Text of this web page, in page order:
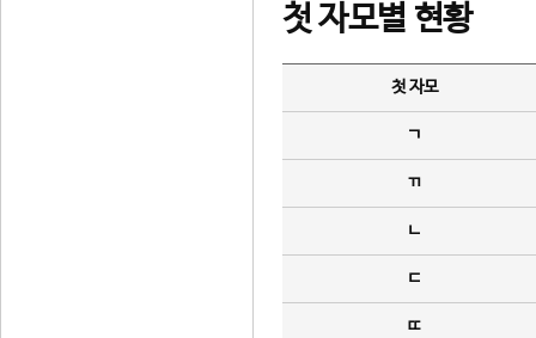
첫 자모별 현황
첫 자모
ㄱ
ㄲ
ㄴ
ㄷ
ㄸ